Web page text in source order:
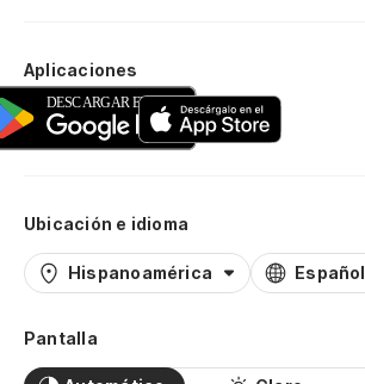
Aplicaciones
Ubicación e idioma
Hispanoamérica Español
Pantalla